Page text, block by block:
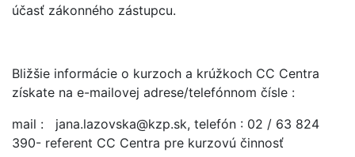
účasť zákonného zástupcu.
Bližšie informácie o kurzoch a krúžkoch CC Centra
získate na e-mailovej adrese/telefónnom čísle :
mail : jana.lazovska@kzp.sk, telefón : 02 / 63 824
390- referent CC Centra pre kurzovú činnosť